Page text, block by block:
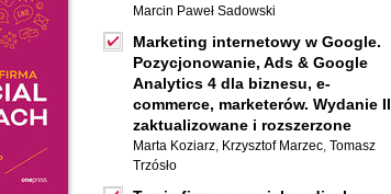
Marcin Paweł Sadowski
Marketing internetowy w Google.
Pozycjonowanie, Ads & Google
Analytics 4 dla biznesu, e-
commerce, marketerów. Wydanie II
zaktualizowane i rozszerzone
Marta Koziarz, Krzysztof Marzec, Tomasz
Trzósło